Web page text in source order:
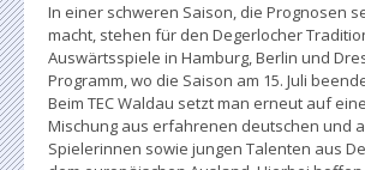
In einer schweren Saison, die Prognosen
macht, stehen für den Degerlocher
Auswärtsspiele in Hamburg, Berlin und
Programm, wo die Saison am 15. Juli
Beim TEC Waldau setzt man erneut auf
Mischung aus erfahrenen deutschen und
Spielerinnen sowie jungen Talenten aus